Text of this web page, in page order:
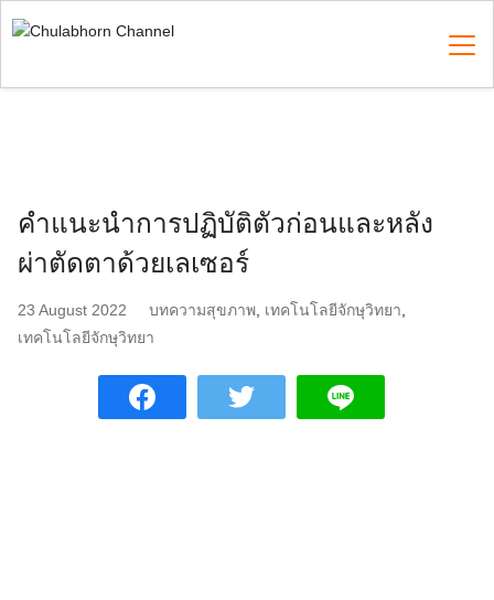
to
คำแนะนำการปฏิบัติตัวก่อนและหลัง
ผ่าตัดตาด้วยเลเซอร์
23 August 2022 บทความสุขภาพ เทคโนโลยีจักษุวิทยา
เทคโนโลยีจักษุวิทยา